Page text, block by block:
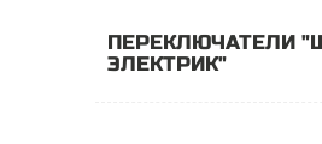
ПЕРЕКЛЮЧАТЕЛИ
ЭЛЕКТРИК"